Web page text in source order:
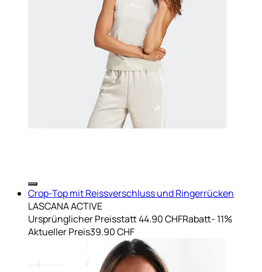
Crop-Top mit Reissverschluss und Ringerrücken
LASCANA ACTIVE
Ursprünglicher Preisstatt 44.90 CHFRabatt- 11%
Aktueller Preis39.90 CHF